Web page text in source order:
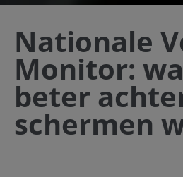
Nationale
Monitor:
beter
schermen